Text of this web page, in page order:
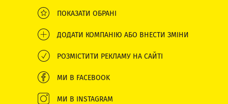
ПОКАЗАТИ ОБРАНІ
ДОДАТИ КОМПАНІЮ АБО ВНЕСТИ ЗМІНИ
РОЗМІСТИТИ РЕКЛАМУ НА САЙТІ
МИ В FACEBOOK
МИ В INSTAGRAM